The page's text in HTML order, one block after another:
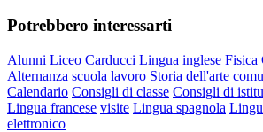
Potrebbero interessarti
Alunni Liceo Carducci Lingua inglese Fisica
Alternanza scuola lavoro Storia dell'arte
Calendario Consigli di classe Consigli di
Lingua francese visite Lingua spagnola
elettronico